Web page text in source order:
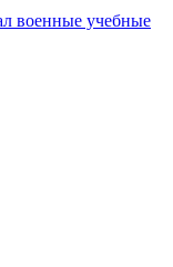
военные учебные